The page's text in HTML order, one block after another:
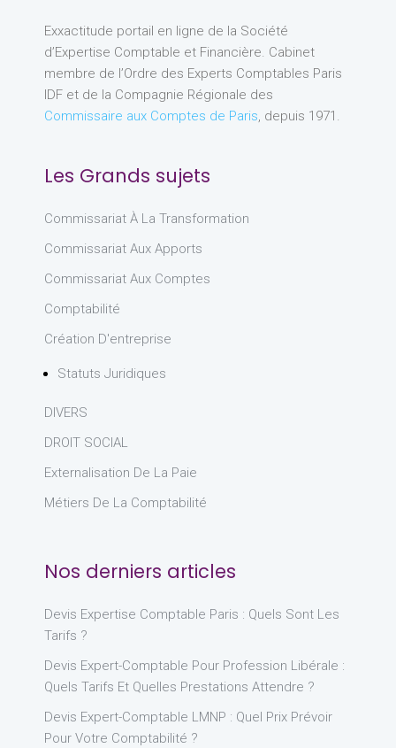
Exxactitude portail en ligne de la Société
d’Expertise Comptable et Financière. Cabinet
membre de l’Ordre des Experts Comptables Paris
IDF et de la Compagnie Régionale des
Commissaire aux Comptes de Paris, depuis 1971.
Les Grands sujets
Commissariat À La Transformation
Commissariat Aux Apports
Commissariat Aux Comptes
Comptabilité
Création D'entreprise
Statuts Juridiques
DIVERS
DROIT SOCIAL
Externalisation De La Paie
Métiers De La Comptabilité
Nos derniers articles
Devis Expertise Comptable Paris : Quels Sont Les
Tarifs ?
Devis Expert-Comptable Pour Profession Libérale :
Quels Tarifs Et Quelles Prestations Attendre ?
Devis Expert-Comptable LMNP : Quel Prix Prévoir
Pour Votre Comptabilité ?